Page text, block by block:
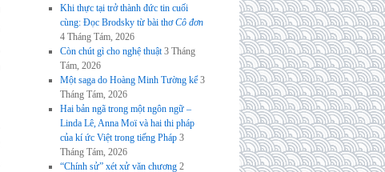
Khi thực tại trở thành đức tin cuối
cùng: Đọc Brodsky từ bài thơCô đơn
4 Tháng Tám, 2026
Còn chút gì cho nghệ thuật 3 Tháng
Tám, 2026
Một saga do Hoàng Minh Tường kể 3
Tháng Tám, 2026
Hai bản ngã trong một ngôn ngữ –
Linda Lê, Anna Moï và hai thi pháp
của kí ức Việt trong tiếng Pháp 3
Tháng Tám, 2026
“Chính sử” xét xử văn chương 2